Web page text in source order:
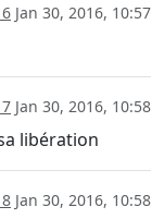
Jan 30, 2016, 10:57
Jan 30, 2016, 10:58
libération
Jan 30, 2016, 10:58